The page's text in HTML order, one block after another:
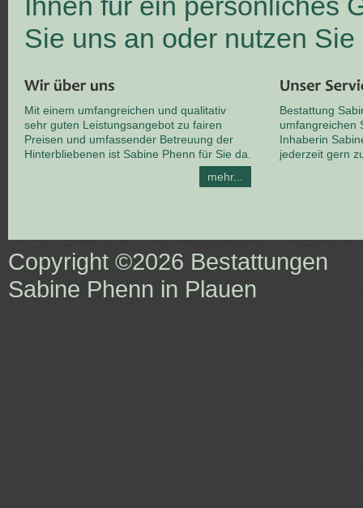
Sie uns an oder nutzen
Mit einem umfangreichen und qualitativ
sehr guten Leistungsangebot zu fairen
Preisen und umfassender Betreuung der
Hinterbliebenen ist Sabine Phenn für Sie da.
mehr...
Bestattung
umfangreichen
Inhaberin
jederzeit gern
Copyright ©2026 Bestattungen
Sabine Phenn in Plauen